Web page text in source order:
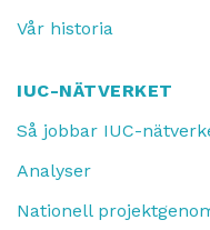
Vår historia
IUC-NÄTVERKET
Så jobbar IUC-
Analyser
Nationell